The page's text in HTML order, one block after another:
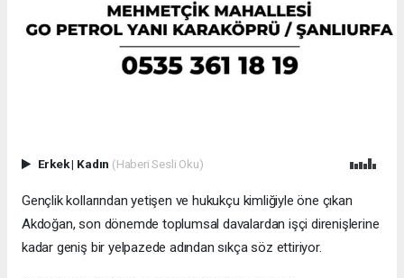
Erkek| Kadın (Haberi Sesli Oku)
Gençlik kollarından yetişen ve hukukçu kimliğiyle öne çıkan
Akdoğan, son dönemde toplumsal davalardan işçi direnişlerine
kadar geniş bir yelpazede adından sıkça söz ettiriyor.